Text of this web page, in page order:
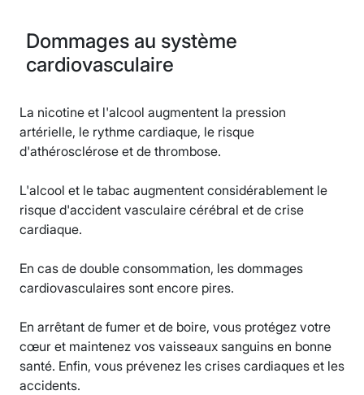
Dommages au système
cardiovasculaire
La nicotine et l'alcool augmentent la pression
artérielle, le rythme cardiaque, le risque
d'athérosclérose et de thrombose.
L'alcool et le tabac augmentent considérablement le
risque d'accident vasculaire cérébral et de crise
cardiaque.
En cas de double consommation, les dommages
cardiovasculaires sont encore pires.
En arrêtant de fumer et de boire, vous protégez votre
cœur et maintenez vos vaisseaux sanguins en bonne
santé. Enfin, vous prévenez les crises cardiaques et les
accidents.